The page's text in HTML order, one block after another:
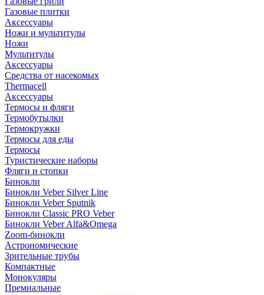
Газовые плитки
Аксессуары
Ножи и мультитулы
Ножи
Мультитулы
Аксессуары
Средства от насекомых
Thermacell
Аксессуары
Термосы и фляги
Термобутылки
Термокружки
Термосы для еды
Термосы
Туристические наборы
Фляги и стопки
Бинокли
Бинокли Veber Silver Line
Бинокли Veber Sputnik
Бинокли Classic PRO Veber
Бинокли Veber Alfa&Omega
Zoom-бинокли
Астрономические
Зрительные трубы
Компактные
Монокуляры
Премиальные